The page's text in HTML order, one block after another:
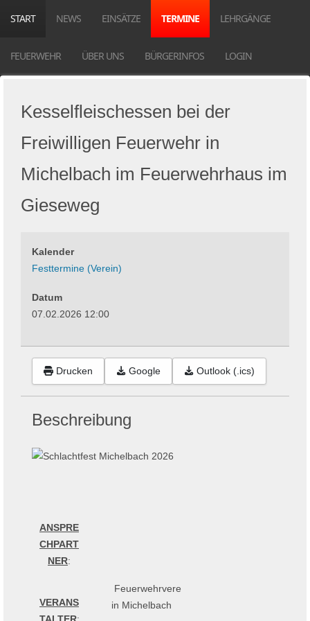
START NEWS EINSÄTZE TERMINE LEHRGÄNGE
FEUERWEHR ÜBER UNS BÜRGERINFOS LOGIN
Kesselfleischessen bei der
Freiwilligen Feuerwehr in
Michelbach im Feuerwehrhaus im
Gieseweg
Kalender
Festtermine (Verein)
Datum
07.02.2026 12:00
Drucken Google Outlook (.ics)
Beschreibung
ANSPRE
CHPART
NER:
VERANS
Feuerwehrvere
in Michelbach